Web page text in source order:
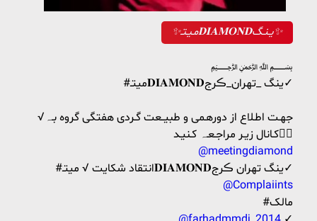
✨مـیـتـ𝐃𝐈𝐀𝐌𝐎𝐍𝐃یـنـگ✨
﷽
#میتـ𝐃𝐈𝐀𝐌𝐎𝐍𝐃ینگ _تهران_ڪرج✓
√جهـت اطـلاع از دورهـمی و طبیــعت گـردی هفتگی گروه بـہ
کـانال زیـر مراجـعـہ کـنیـد👇🏾
@meetingdiamond
#انتقاد شكايت √ میتـ𝐃𝐈𝐀𝐌𝐎𝐍𝐃ینگ تهران ڪرج✓
@Complaiints
#مالک